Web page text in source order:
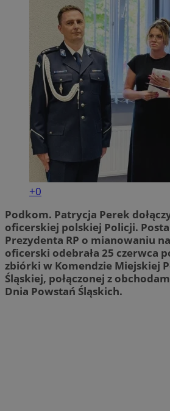
+0
Podkom. Patrycja Perek
oficerskiej polskiej Policji.
Prezydenta RP o mianowaniu
oficerski odebrała 25 czerwca
zbiórki w Komendzie Miejskiej
Śląskiej, połączonej z
Dnia Powstań Śląskich.